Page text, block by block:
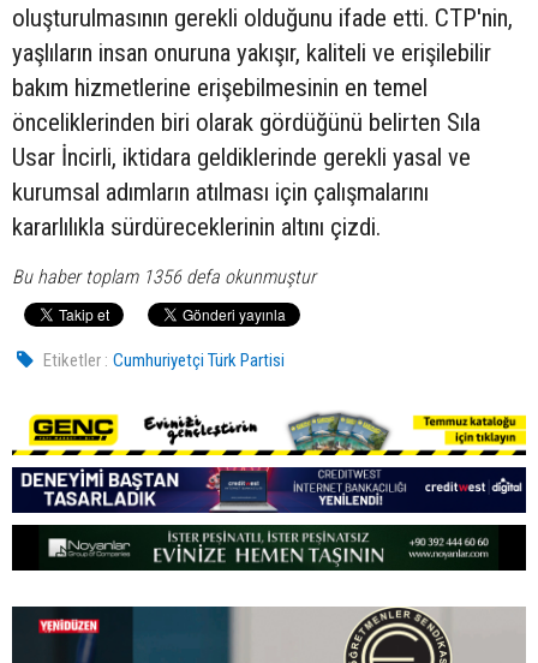
oluşturulmasının gerekli olduğunu ifade etti. CTP'nin,
yaşlıların insan onuruna yakışır, kaliteli ve erişilebilir
bakım hizmetlerine erişebilmesinin en temel
önceliklerinden biri olarak gördüğünü belirten Sıla
Usar İncirli, iktidara geldiklerinde gerekli yasal ve
kurumsal adımların atılması için çalışmalarını
kararlılıkla sürdüreceklerinin altını çizdi.
Bu haber toplam 1356 defa okunmuştur
Etiketler : Cumhuriyetçi Türk Partisi